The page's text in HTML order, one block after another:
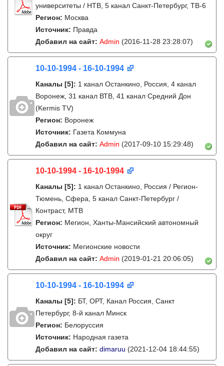
университеты / НТВ, 5 канал Санкт-Петербург, ТВ-6
Регион: Москва
Источник: Правда
Добавил на сайт: Admin (2016-11-28 23:28:07)
10-10-1994 - 16-10-1994
Каналы [5]: 1 канал Останкино, Россия, 4 канал
Воронеж, 31 канал ВТВ, 41 канал Средний Дон
(Kermis TV)
Регион: Воронеж
Источник: Газета Коммуна
Добавил на сайт: Admin (2017-09-10 15:29:48)
10-10-1994 - 16-10-1994
Каналы [5]: 1 канал Останкино, Россия / Регион-
Тюмень, Сфера, 5 канал Санкт-Петербург /
Контраст, МТВ
Регион: Мегион, Ханты-Мансийский автономный
округ
Источник: Мегионские новости
Добавил на сайт: Admin (2019-01-21 20:06:05)
10-10-1994 - 16-10-1994
Каналы [5]: БТ, ОРТ, Канал Россия, Санкт
Петербург, 8-й канал Минск
Регион: Белоруссия
Источник: Народная газета
Добавил на сайт: dimaruu (2021-12-04 18:44:55)